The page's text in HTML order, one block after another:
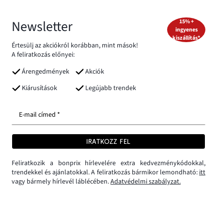
Newsletter
Értesülj az akciókról korábban, mint mások!
A feliratkozás előnyei:
Árengedmények
Akciók
Kiárusítások
Legújabb trendek
15% +
ingyenes
kiszállítás*
E-mail címed *
IRATKOZZ FEL
Feliratkozik a bonprix hírlevelére extra kedvezménykódokkal,
trendekkel és ajánlatokkal. A feliratkozás bármikor lemondható: itt
vagy bármely hírlevél láblécében.Adatvédelmi szabályzat.